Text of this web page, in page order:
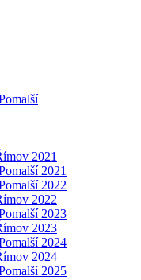
2021
2021
2022
2022
2023
2023
2024
2024
2025